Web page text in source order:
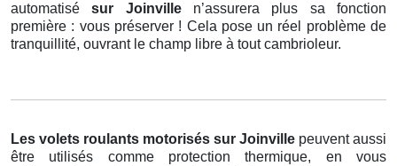
automatisésur Joinville n’assurera plus sa fonction
première : vous préserver ! Cela pose un réel problème de
tranquillité, ouvrant le champ libre à tout cambrioleur.
Les volets roulants motorisés sur Joinville peuvent aussi
être utilisés comme protection thermique, en vous